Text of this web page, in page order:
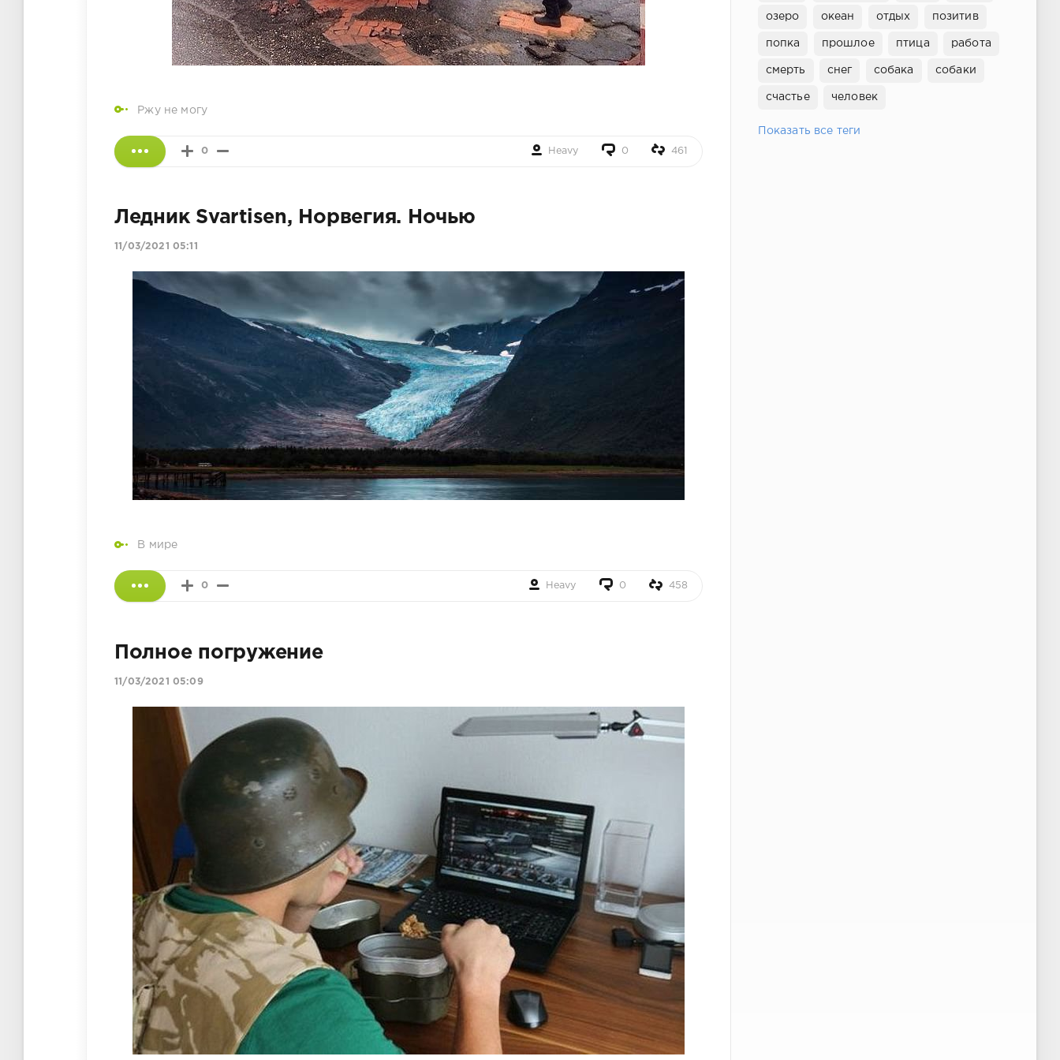
Ржу не могу
0 Heavy 0 461
Ледник Svartisen, Норвегия. Ночью
11/03/2021 05:11
В мире
0 Heavy 0 458
Полное погружение
11/03/2021 05:09
озеро океан отдых позитив
попка прошлое птица работа
смерть снег собака собаки
счастье человек
Показать все теги